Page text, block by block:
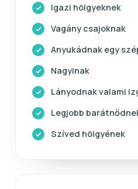
Igazi hölgyeknek
Vagány csajoknak
Anyukádnak egy
Nagyinak
Lányodnak valami
Legjobb
Szíved hölgyének